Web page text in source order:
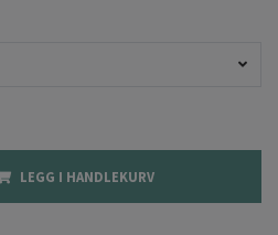
LEGG I HANDLEKURV